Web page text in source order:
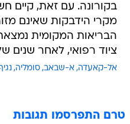
בקורונה. עם זאת,
מקרי הידבקות שאינם
הבריאות המקומית
ציוד רפואי, לאחר שנים
אל-קאעדה א-שבאב סומליה
טרם התפרסמו תגובות